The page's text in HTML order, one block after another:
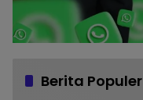
Berita Populer